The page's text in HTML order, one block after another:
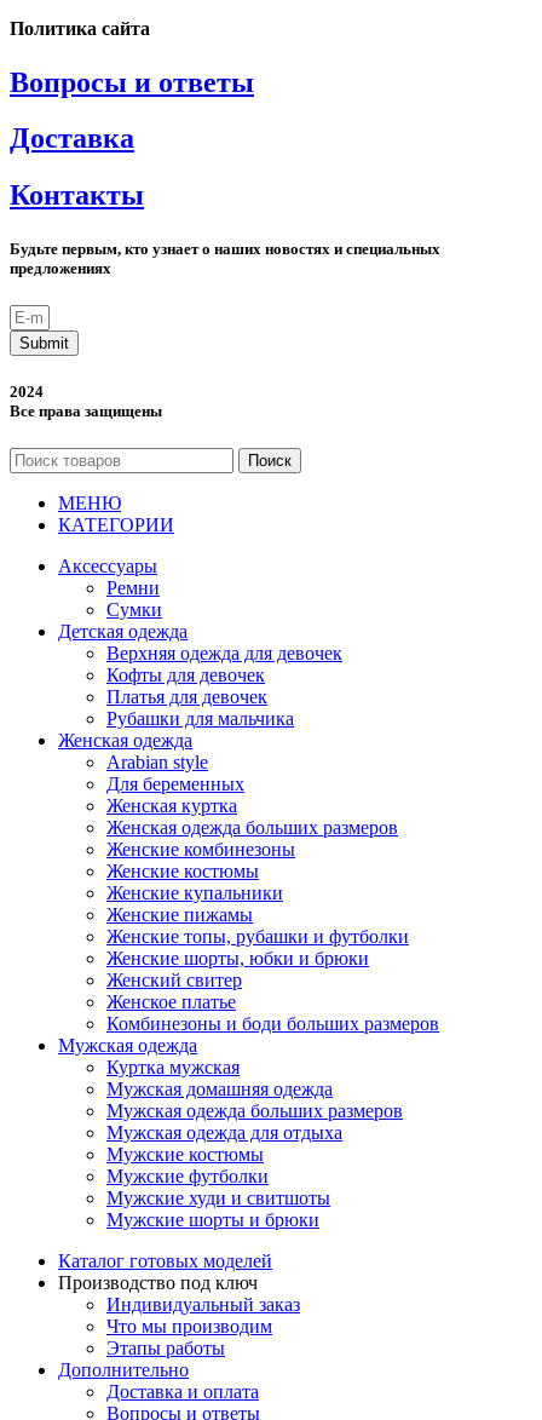
Политика сайта
Вопросы и ответы
Доставка
Контакты
Будьте первым, кто узнает о наших новостях и специальных
предложениях
Submit
2024
Все права защищены
Поиск
МЕНЮ
КАТЕГОРИИ
Аксессуары
Ремни
Сумки
Детская одежда
Верхняя одежда для девочек
Кофты для девочек
Платья для девочек
Рубашки для мальчика
Женская одежда
Arabian style
Для беременных
Женская куртка
Женская одежда больших размеров
Женские комбинезоны
Женские костюмы
Женские купальники
Женские пижамы
Женские топы, рубашки и футболки
Женские шорты, юбки и брюки
Женский свитер
Женское платье
Комбинезоны и боди больших размеров
Мужская одежда
Куртка мужская
Мужская домашняя одежда
Мужская одежда больших размеров
Мужская одежда для отдыха
Мужские костюмы
Мужские футболки
Мужские худи и свитшоты
Мужские шорты и брюки
Каталог готовых моделей
Производство под ключ
Индивидуальный заказ
Что мы производим
Этапы работы
Дополнительно
Доставка и оплата
Вопросы и ответы